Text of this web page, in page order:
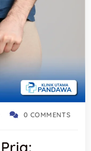
0 COMMENTS